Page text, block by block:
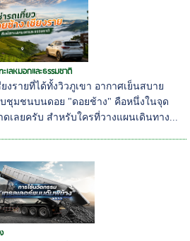
เลหมอกและธรรมชาติ
งรายที่ได้ทั้งวิวภูเขา อากาศเย็นสบาย
บชุมชนบนดอย "ดอยช้าง" คือหนึ่งในจุด
เลยครับ สำหรับใครที่วางแผนเดินทาง...